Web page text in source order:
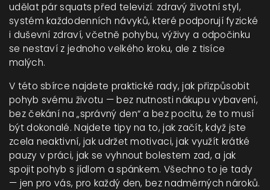
udělat pár squats před televizí. zdravý životní styl,
systém každodenních návyků, které podporují fyzické
i duševní zdraví, včetně pohybu, výživy a odpočinku
se nestaví z jednoho velkého kroku, ale z tisíce
malých.
V této sbírce najdete praktické rady, jak přizpůsobit
pohyb svému životu — bez nutnosti nákupu vybavení,
bez čekání na „správný den“ a bez pocitu, že to musí
být dokonalé. Najdete tipy na to, jak začít, když jste
zcela neaktivní, jak udržet motivaci, jak využít krátké
pauzy v práci, jak se vyhnout bolestem zad, a jak
spojit pohyb s jídlom a spánkem. Všechno to je tady
— jen pro vás, pro každý den, bez nadměrných nároků.